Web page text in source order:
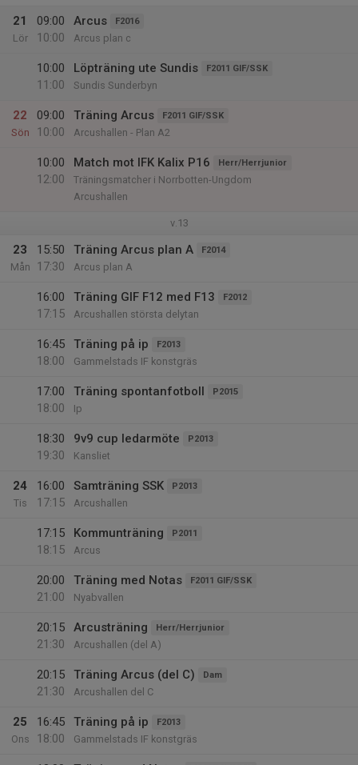
21
Lör
09:00
10:00
Arcus F2016
Arcus plan c
10:00
11:00
Löpträning ute Sundis F2011 GIF/SSK
Sundis Sunderbyn
22
Sön
09:00
10:00
Träning Arcus F2011 GIF/SSK
Arcushallen - Plan A2
10:00
12:00
Match mot IFK Kalix P16 Herr/Herrjunior
Träningsmatcher i Norrbotten-Ungdom
Arcushallen
v.13
23
Mån
15:50
17:30
Träning Arcus plan A F2014
Arcus plan A
16:00
17:15
Träning GIF F12 med F13 F2012
Arcushallen största delytan
16:45
18:00
Träning på ip F2013
Gammelstads IF konstgräs
17:00
18:00
Träning spontanfotboll P2015
Ip
18:30
19:30
9v9 cup ledarmöte P2013
Kansliet
24
Tis
16:00
17:15
Samträning SSK P2013
Arcushallen
17:15
18:15
Kommunträning P2011
Arcus
20:00
21:00
Träning med Notas F2011 GIF/SSK
Nyabvallen
20:15
21:30
Arcusträning Herr/Herrjunior
Arcushallen (del A)
20:15
21:30
Träning Arcus (del C) Dam
Arcushallen del C
25
Ons
16:45
18:00
Träning på ip F2013
Gammelstads IF konstgräs